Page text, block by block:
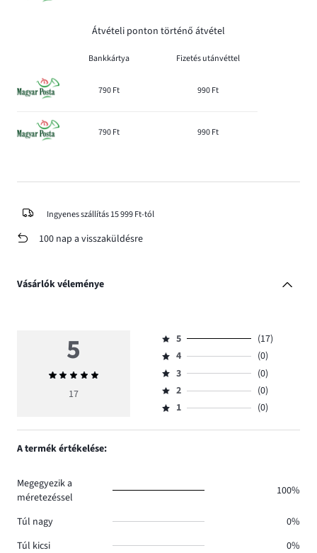
Átvételi ponton történő átvétel
Bankkártya Fizetés utánvéttel
790 Ft 990 Ft
790 Ft 990 Ft
Ingyenes szállítás 15 999 Ft-tól
100 nap a visszaküldésre
Vásárlók véleménye
5
Átlagos
értékelés
17
Osztályzat
5,
szavazatok
száma
17.
5
(17)
Osztályzat
4,
szavazatok
száma
4
(0)
Osztályzat
3,
szavazatok
3
(0)
Osztályzat
2,
2
(0)
Osztályzat
1,
1 (0)
A termék értékelése:
Megegyezik a
méretezéssel
100%
Túl nagy
0%
Túl kicsi
0%